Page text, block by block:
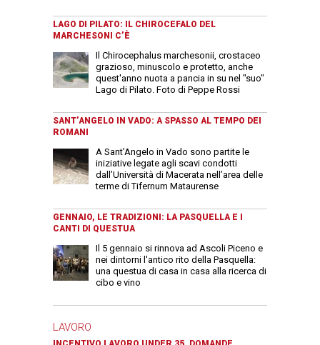
LAGO DI PILATO: IL CHIROCEFALO DEL
MARCHESONI C’È
Il Chirocephalus marchesonii, crostaceo
grazioso, minuscolo e protetto, anche
quest'anno nuota a pancia in su nel "suo"
Lago di Pilato. Foto di Peppe Rossi
SANT’ANGELO IN VADO: A SPASSO AL TEMPO DEI
ROMANI
A Sant’Angelo in Vado sono partite le
iniziative legate agli scavi condotti
dall’Università di Macerata nell’area delle
terme di Tifernum Mataurense
GENNAIO, LE TRADIZIONI: LA PASQUELLA E I
CANTI DI QUESTUA
Il 5 gennaio si rinnova ad Ascoli Piceno e
nei dintorni l'antico rito della Pasquella:
una questua di casa in casa alla ricerca di
cibo e vino
LAVORO